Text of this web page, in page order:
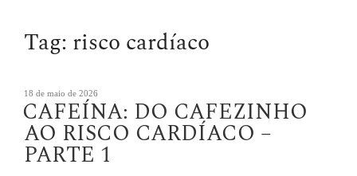
Tag: risco cardíaco
Publicado
em
18 de maio de 2026
CAFEÍNA: DO CAFEZINHO
AO RISCO CARDÍACO –
PARTE 1